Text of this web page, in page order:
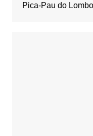
Pica-Pau do